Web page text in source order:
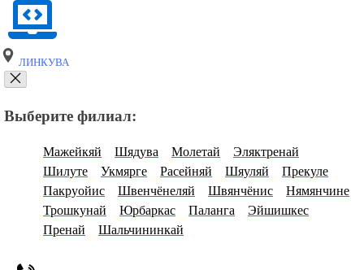
ЛИНКУВА
Выберите филиал:
Мажейкяй Шядува Молетай
Эляктренай
Шилуте
Укмярге Расейняй Шяуляй
Прекуле
Пакруойис
Швенчёнеляй Швянчёнис
Нямянчине
Трошкунай
Юрбаркас Паланга
Эйшишкес
Пренай
Шальчининкай